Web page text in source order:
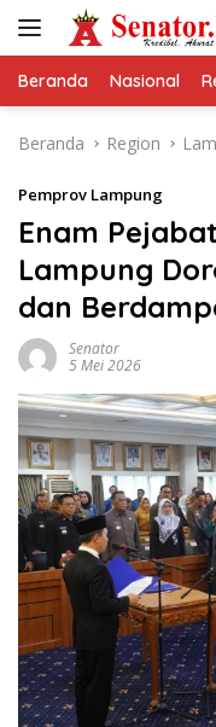
Beranda Nasional
Beranda Region
Pemprov Lampung
Enam
Lampung
dan
Senator
5 Mei 2026